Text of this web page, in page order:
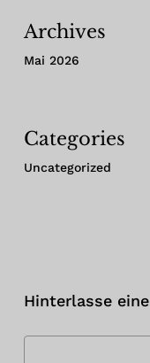
Archives
Mai 2026
Categories
Uncategorized
Hinterlasse